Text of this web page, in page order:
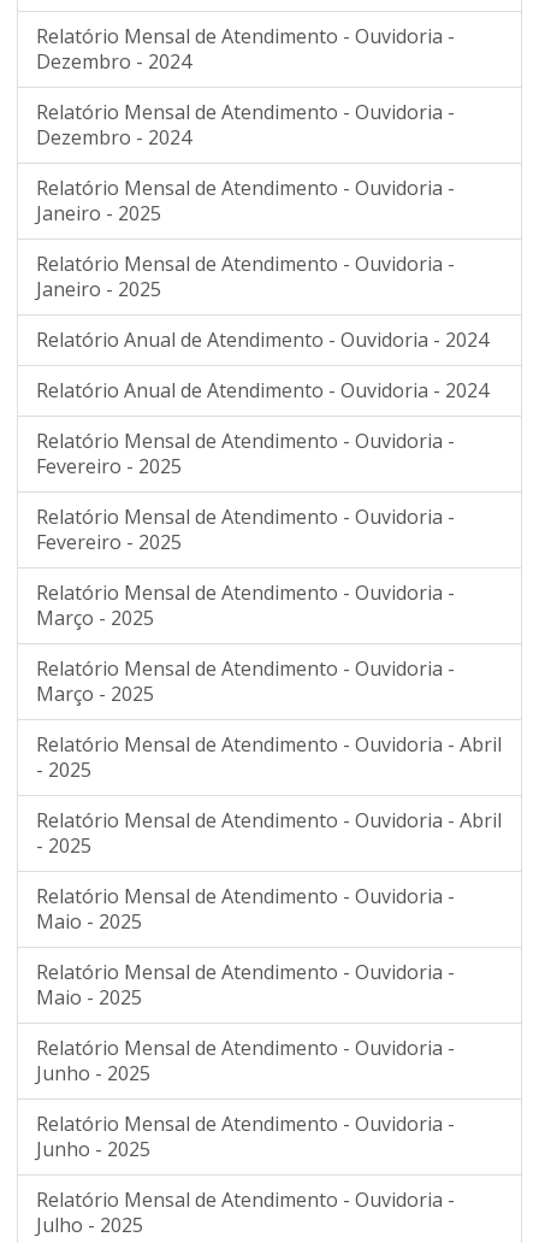
Relatório Mensal de Atendimento - Ouvidoria -
Dezembro - 2024
Relatório Mensal de Atendimento - Ouvidoria -
Dezembro - 2024
Relatório Mensal de Atendimento - Ouvidoria -
Janeiro - 2025
Relatório Mensal de Atendimento - Ouvidoria -
Janeiro - 2025
Relatório Anual de Atendimento - Ouvidoria - 2024
Relatório Anual de Atendimento - Ouvidoria - 2024
Relatório Mensal de Atendimento - Ouvidoria -
Fevereiro - 2025
Relatório Mensal de Atendimento - Ouvidoria -
Fevereiro - 2025
Relatório Mensal de Atendimento - Ouvidoria -
Março - 2025
Relatório Mensal de Atendimento - Ouvidoria -
Março - 2025
Relatório Mensal de Atendimento - Ouvidoria - Abril
- 2025
Relatório Mensal de Atendimento - Ouvidoria - Abril
- 2025
Relatório Mensal de Atendimento - Ouvidoria -
Maio - 2025
Relatório Mensal de Atendimento - Ouvidoria -
Maio - 2025
Relatório Mensal de Atendimento - Ouvidoria -
Junho - 2025
Relatório Mensal de Atendimento - Ouvidoria -
Junho - 2025
Relatório Mensal de Atendimento - Ouvidoria -
Julho - 2025